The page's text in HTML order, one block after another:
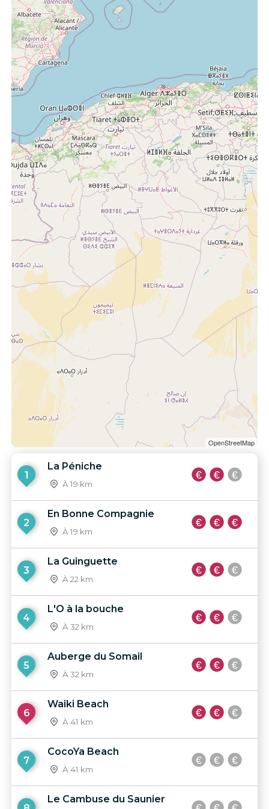
OpenStreetMap
1
La Péniche
À 19 km
2
En Bonne Compagnie
À 19 km
3
La Guinguette
À 22 km
4
L'O à la bouche
À 32 km
5
Auberge du Somail
À 32 km
6
Waiki Beach
À 41 km
7
CocoYa Beach
À 41 km
Le Cambuse du Saunier